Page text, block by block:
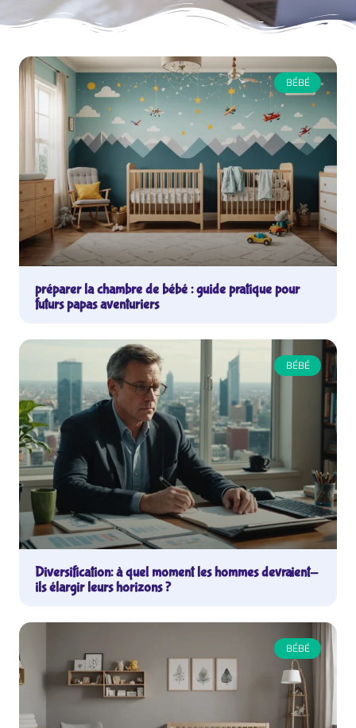
BÉBÉ
préparer la chambre de bébé : guide pratique pour
futurs papas aventuriers
BÉBÉ
Diversification: à quel moment les hommes devraient-
ils élargir leurs horizons ?
BÉBÉ